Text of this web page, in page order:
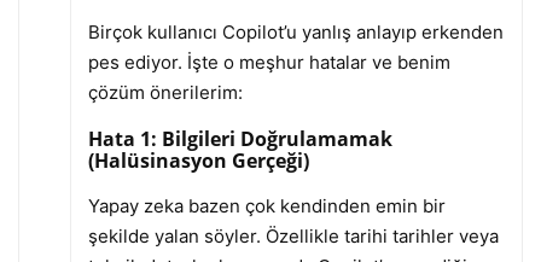
Birçok kullanıcı Copilot’u yanlış anlayıp erkenden
pes ediyor. İşte o meşhur hatalar ve benim
çözüm önerilerim:
Hata 1: Bilgileri Doğrulamamak
(Halüsinasyon Gerçeği)
Yapay zeka bazen çok kendinden emin bir
şekilde yalan söyler. Özellikle tarihi tarihler veya